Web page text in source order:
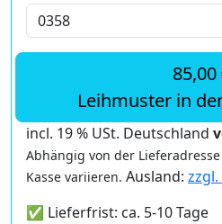
85,00
Leihmuster in
incl. 19 % USt. Deutschland
Abhängig von der
Kasse variieren. Ausland:
✅ Lieferfrist: ca. 5-10 Tage